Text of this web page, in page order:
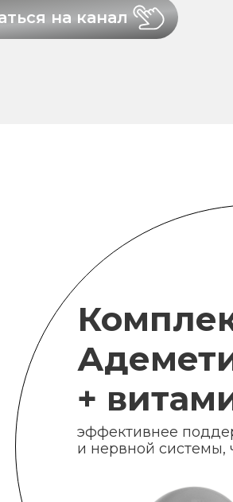
на канал
+
эффективнее
и нервной системы,